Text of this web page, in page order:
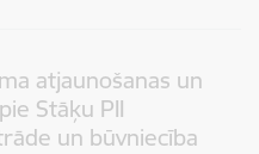
atjaunošanas un
Stāķu PII
un būvniecība